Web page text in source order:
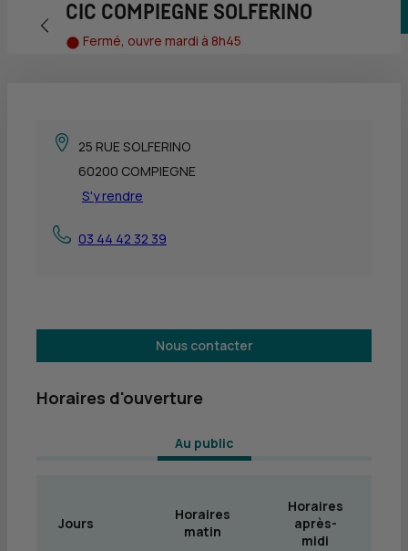
Retour vers la page précédente
CIC COMPIEGNE SOLFERINO
Fermé, ouvre mardi à 8h45
25 RUE SOLFERINO
60200 COMPIEGNE
S'y rendre
03 44 42 32 39
Nous contacter
Horaires d'ouverture
Au public
Jours
Horaires
matin
Horaires
après-
midi